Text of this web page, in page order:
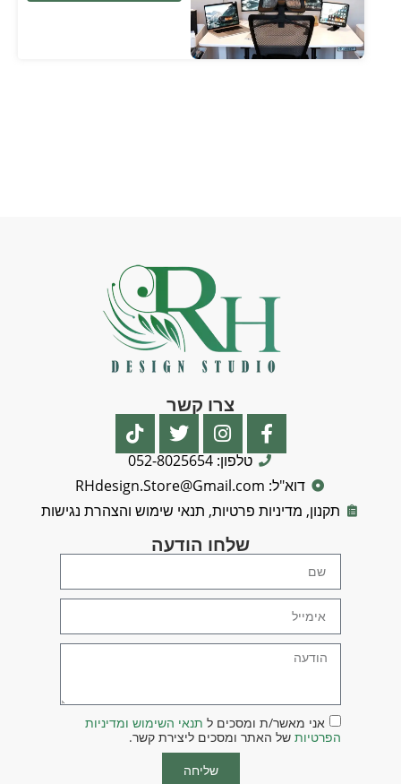
צרו קשר
טלפון: 052-8025654
דוא"ל: RHdesign.Store@Gmail.com
תקנון, מדיניות פרטיות, תנאי שימוש והצהרת נגישות
שלחו הודעה
אני מאשר/ת ומסכים ל תנאי השימוש ומדיניות
הפרטיות של האתר ומסכים ליצירת קשר.
שליחה